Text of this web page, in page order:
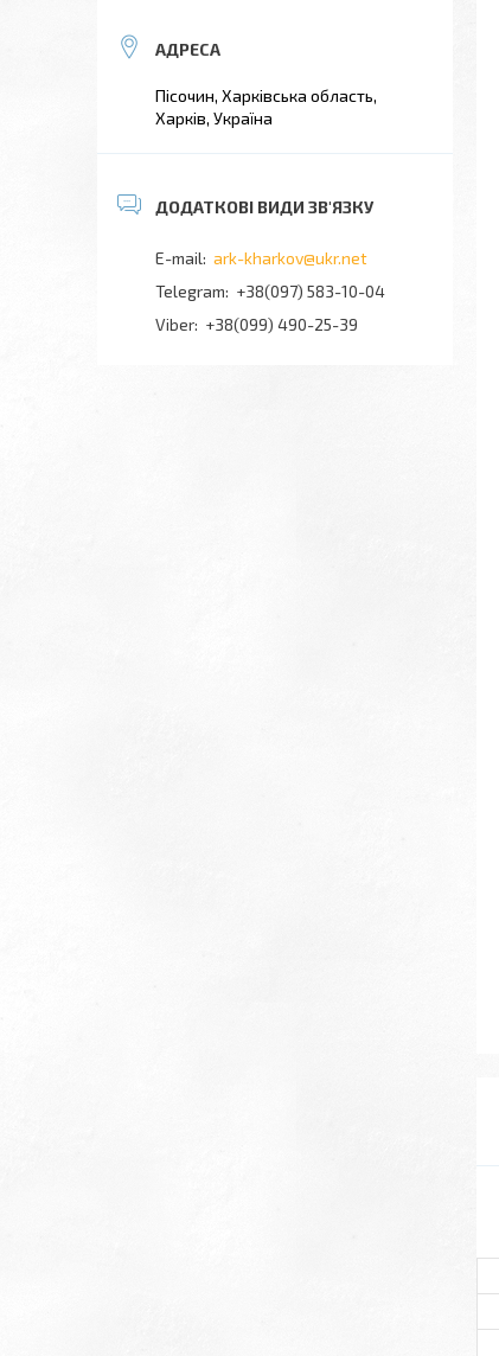
Пісочин, Харківська область,
Харків, Україна
ark-kharkov@ukr.net
+38(097) 583-10-04
+38(099) 490-25-39